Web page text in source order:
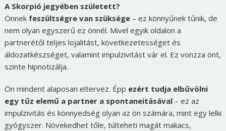
A Skorpió jegyében született?
Önnek feszültségre van szüksége– ez könnyűnek tűnik, de
nem olyan egyszerű ez önnél. Mivel egyik oldalon a
partnerétől teljes lojalitást, következetességet és
áldozatkészséget, valamint impulzivitást vár el. Ez vonzza önt,
szinte hipnotizálja.
Ön mindent alaposan eltervez. Épp ezért tudja elbűvölni
egy tűz elemű a partner a spontaneitásával– ez az
impulzivitás és könnyedség olyan az ön számára, mint egy lelki
gyógyszer. Növekedhet tőle, túlteheti magát makacs,